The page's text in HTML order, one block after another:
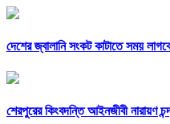
দেশের জ্বালানি সংকট কাটাতে সময়
শেরপুরের কিংবদন্তি আইনজীবী নারায়ণ